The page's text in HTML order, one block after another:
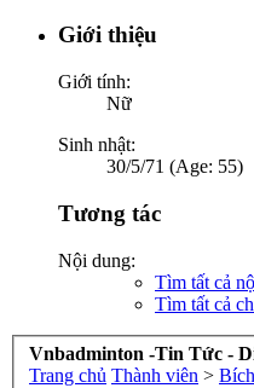
Giới thiệu
Giới tính:
Nữ
Sinh nhật:
30/5/71 (Age: 55)
Tương tác
Nội dung:
Tìm tất cả
Tìm tất cả
Vnbadminton -Tin Tức -
Trang chủ Thành viên >